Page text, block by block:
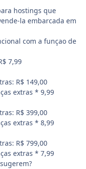
hostings que
la embarcada em
com a funçao de
7,99
R$ 149,00
extras * 9,99
R$ 399,00
extras * 8,99
R$ 799,00
extras * 7,99